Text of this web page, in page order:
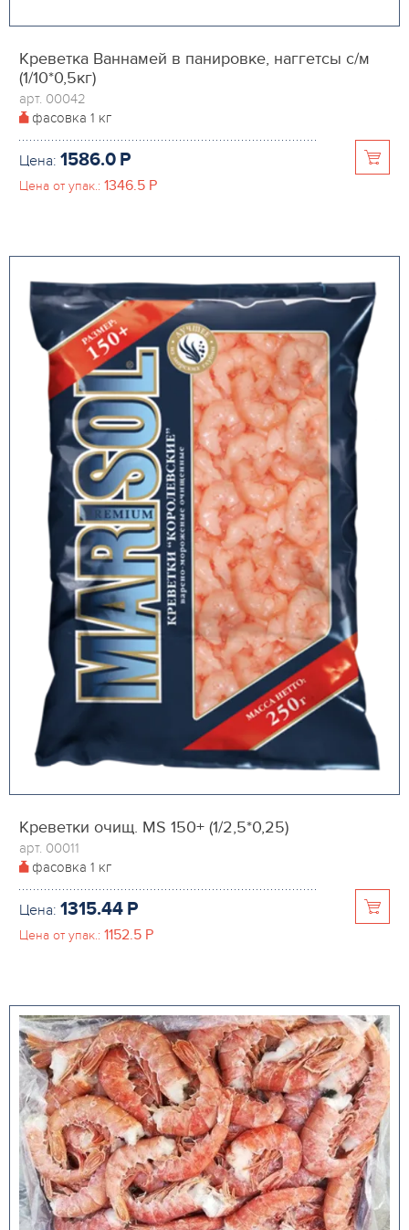
Креветка Ваннамей в панировке, наггетсы с/м
(1/10*0,5кг)
арт. 00042
фасовка 1 кг
Цена: 1586.0 P
Цена от упак.: 1346.5 P
Креветки очищ. MS 150+ (1/2,5*0,25)
арт. 00011
фасовка 1 кг
Цена: 1315.44 P
Цена от упак.: 1152.5 P